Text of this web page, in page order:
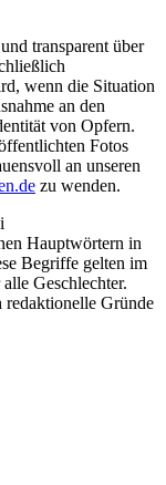
transparent über
wenn die Situation
an den
von Opfern.
Fotos
an unseren
zu wenden.
Hauptwörtern in
Begriffe gelten im
Geschlechter.
redaktionelle Gründe